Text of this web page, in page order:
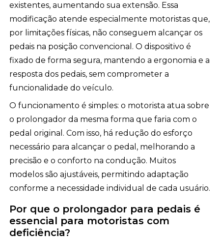
existentes, aumentando sua extensão. Essa
modificação atende especialmente motoristas que,
por limitações físicas, não conseguem alcançar os
pedais na posição convencional. O dispositivo é
fixado de forma segura, mantendo a ergonomia e a
resposta dos pedais, sem comprometer a
funcionalidade do veículo.
O funcionamento é simples: o motorista atua sobre
o prolongador da mesma forma que faria com o
pedal original. Com isso, há redução do esforço
necessário para alcançar o pedal, melhorando a
precisão e o conforto na condução. Muitos
modelos são ajustáveis, permitindo adaptação
conforme a necessidade individual de cada usuário.
Por que o prolongador para pedais é
essencial para motoristas com
deficiência?